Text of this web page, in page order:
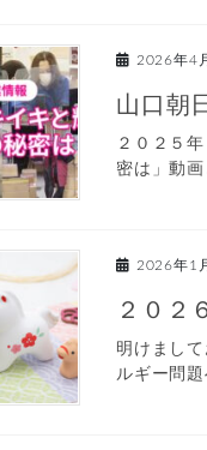
2026年4
山口朝
２０２５
密は」動
2026年1
２０２
明けまし
ルギー問